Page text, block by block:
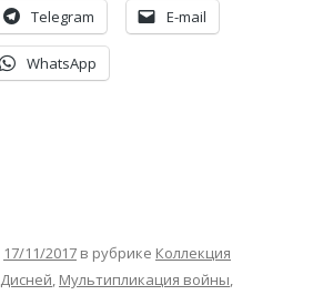
Telegram E-mail
WhatsApp
17/11/2017 в рубрике Коллекция
Дисней, Мультипликация войны,